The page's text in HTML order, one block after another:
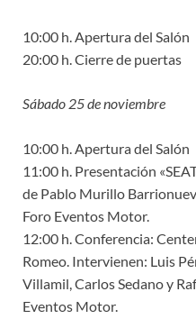
10:00 h. Apertura del Salón
20:00 h. Cierre de puertas
Sábado 25 de noviembre
10:00 h. Apertura del Salón
11:00 h. Presentación
de Pablo Murillo
Foro Eventos Motor.
12:00 h. Conferencia:
Romeo. Intervienen: Luis
Villamil, Carlos Sedano y
Eventos Motor.